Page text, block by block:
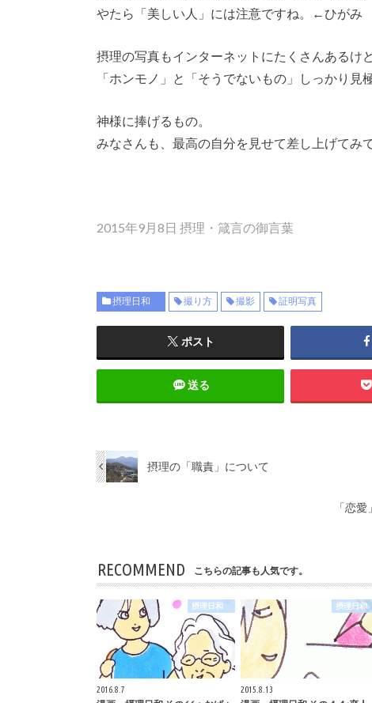
やたら「美しい人」には注意ですね。←ひがみ
摂理の写真もインターネットにたくさんあるけど
「ホンモノ」と「そうでないもの」しっかり見
神様に捧げるもの。
みなさんも、最高の自分を見せて差し上げてみ
2015年9月8日 摂理・箴言の御言葉
摂理日和 撮り方 撮影 証明写真
ポスト
送る
摂理の「職責」について
「恋
RECOMMEND こちらの記事も人気です。
摂理日和
2016.8.7
摂理日和
2015.8.13